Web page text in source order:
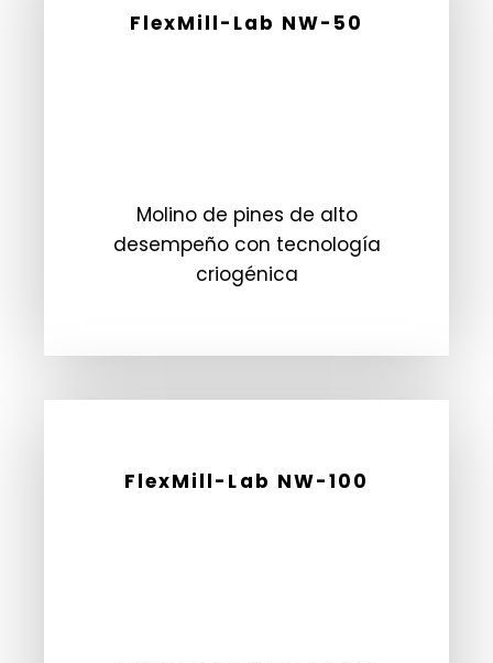
FlexMill-Lab NW-50
Molino de pines de alto
desempeño con tecnología
criogénica
FlexMill-Lab NW-100